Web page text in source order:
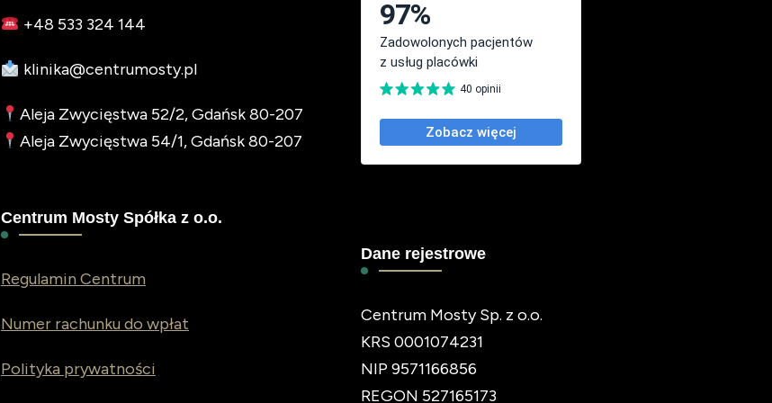
+48 533 324 144
klinika@centrumosty.pl
Aleja Zwycięstwa 52/2, Gdańsk 80-207
Aleja Zwycięstwa 54/1, Gdańsk 80-207
Centrum Mosty Spółka z o.o.
Regulamin Centrum
Numer rachunku do wpłat
Polityka prywatności
Dane rejestrowe
Centrum Mosty Sp. z o.o.
KRS 0001074231
NIP 9571166856
REGON 527165173